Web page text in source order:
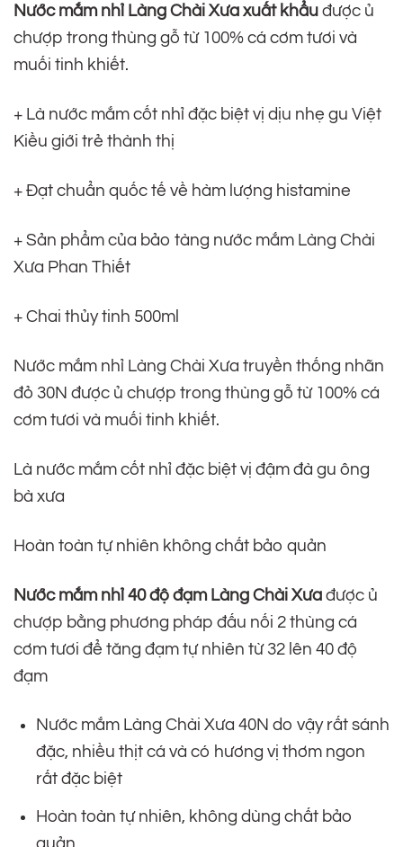
Nước mắm nhỉ Làng Chài Xưa xuất khẩu được ủ
chượp trong thùng gỗ từ 100% cá cơm tươi và
muối tinh khiết.
+ Là nước mắm cốt nhỉ đặc biệt vị dịu nhẹ gu Việt
Kiều giới trẻ thành thị
+ Đạt chuẩn quốc tế về hàm lượng histamine
+ Sản phẩm của bảo tàng nước mắm Làng Chài
Xưa Phan Thiết
+ Chai thủy tinh 500ml
Nước mắm nhỉ Làng Chài Xưa truyền thống nhãn
đỏ 30N được ủ chượp trong thùng gỗ từ 100% cá
cơm tươi và muối tinh khiết.
Là nước mắm cốt nhỉ đặc biệt vị đậm đà gu ông
bà xưa
Hoàn toàn tự nhiên không chất bảo quản
Nước mắm nhỉ 40 độ đạm Làng Chài Xưa được ủ
chượp bằng phương pháp đấu nối 2 thùng cá
cơm tươi để tăng đạm tự nhiên từ 32 lên 40 độ
đạm
Nước mắm Làng Chài Xưa 40N do vậy rất sánh
đặc, nhiều thịt cá và có hương vị thơm ngon
rất đặc biệt
Hoàn toàn tự nhiên, không dùng chất bảo
quản